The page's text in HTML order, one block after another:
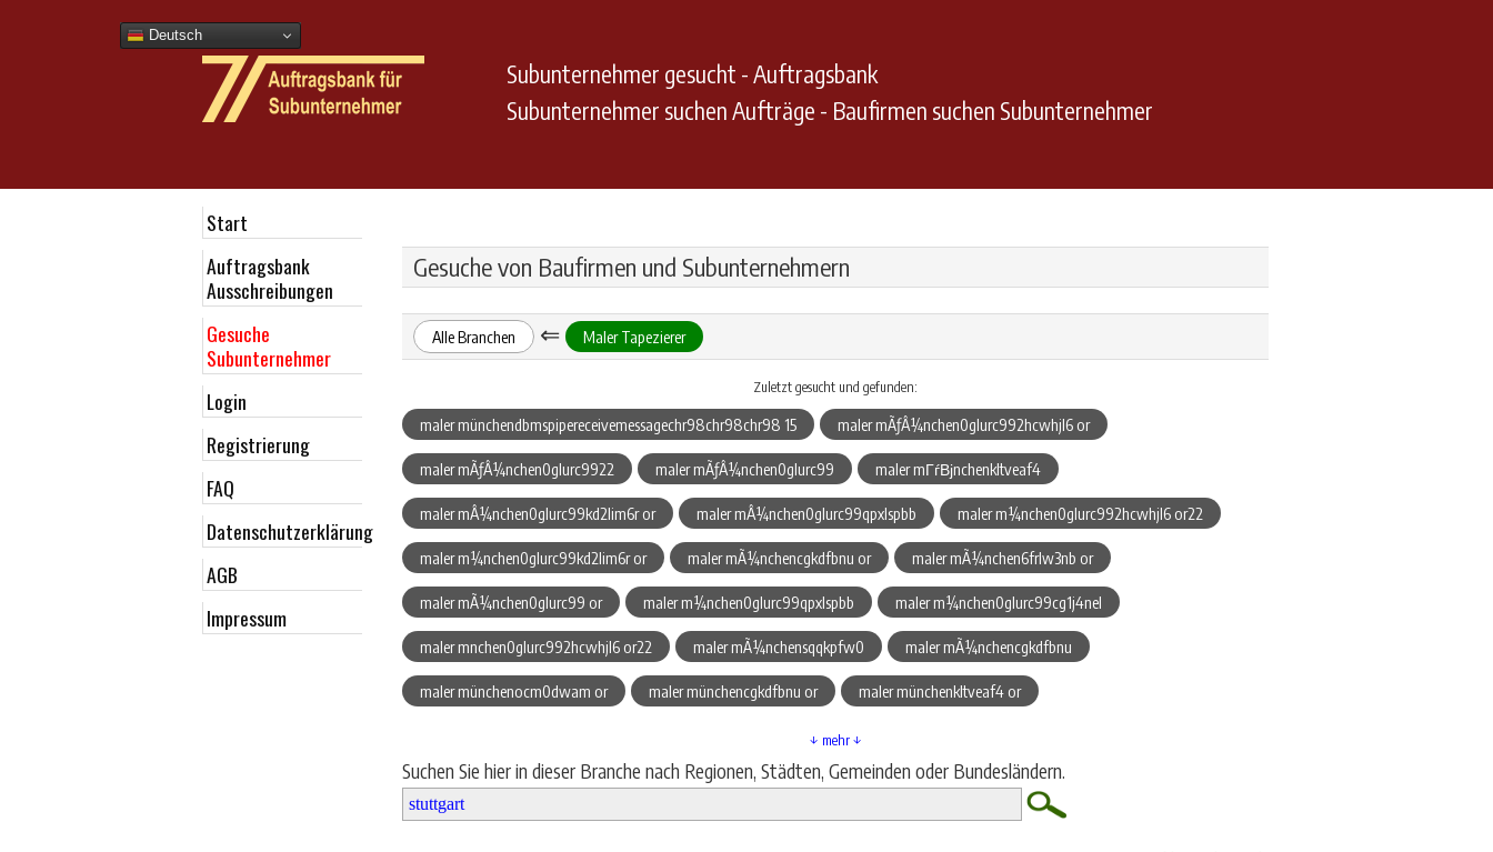
Deutsch
Subunternehmer gesucht - Auftragsbank
Subunternehmer suchen Aufträge - Baufirmen suchen Subunternehmer
Start
Auftragsbank
Ausschreibungen
Gesuche
Subunternehmer
Login
Registrierung
FAQ
Datenschutzerklärung
AGB
Impressum
Gesuche von Baufirmen und Subunternehmern
Alle Branchen ⇐ Maler Tapezierer
Zuletzt gesucht und gefunden:
maler münchendbmspipereceivemessagechr98chr98chr98 15 maler mÃƒÂ¼nchen0glurc992hcwhjl6 or
maler mÃƒÂ¼nchen0glurc9922 maler mÃƒÂ¼nchen0glurc99 maler mГѓВјnchenkltveaf4
maler mÂ¼nchen0glurc99kd2lim6r or maler mÂ¼nchen0glurc99qpxlspbb maler m¼nchen0glurc992hcwhjl6 or22
maler m¼nchen0glurc99kd2lim6r or maler mÃ¼nchencgkdfbnu or maler mÃ¼nchen6frlw3nb or
maler mÃ¼nchen0glurc99 or maler m¼nchen0glurc99qpxlspbb maler m¼nchen0glurc99cg1j4nel
maler mnchen0glurc992hcwhjl6 or22 maler mÃ¼nchensqqkpfw0 maler mÃ¼nchencgkdfbnu
maler münchenocm0dwam or maler münchencgkdfbnu or maler münchenkltveaf4 or
↓ mehr ↓
Suchen Sie hier in dieser Branche nach Regionen, Städten, Gemeinden oder Bundesländern.